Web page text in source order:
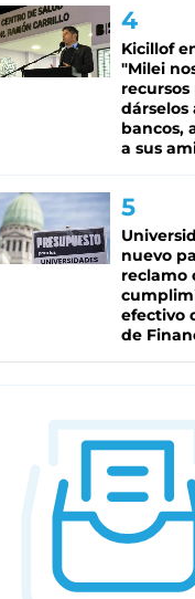
Kicillof
"Milei
recursos
dárselos
bancos,
a sus
nuevo
reclamo
efectivo
de